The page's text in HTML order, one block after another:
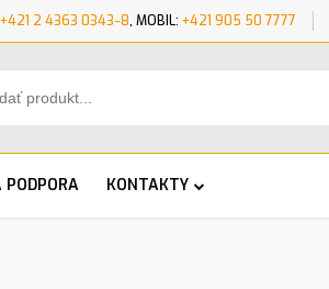
+421 2 4363 0343-8, MOBIL: +421 905 50 7777
PODPORA KONTAKTY